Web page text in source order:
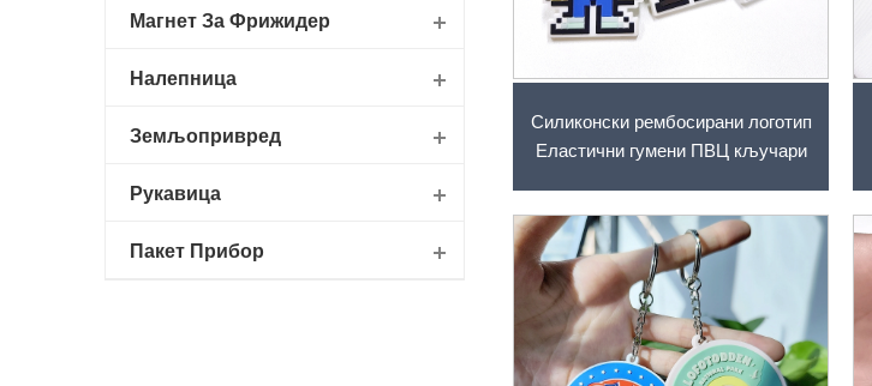
Магнет За Фрижидер
Налепница
Земљопривред
Рукавица
Пакет Прибор
Силиконски рембосирани логотип
Еластични гумени ПВЦ кључари